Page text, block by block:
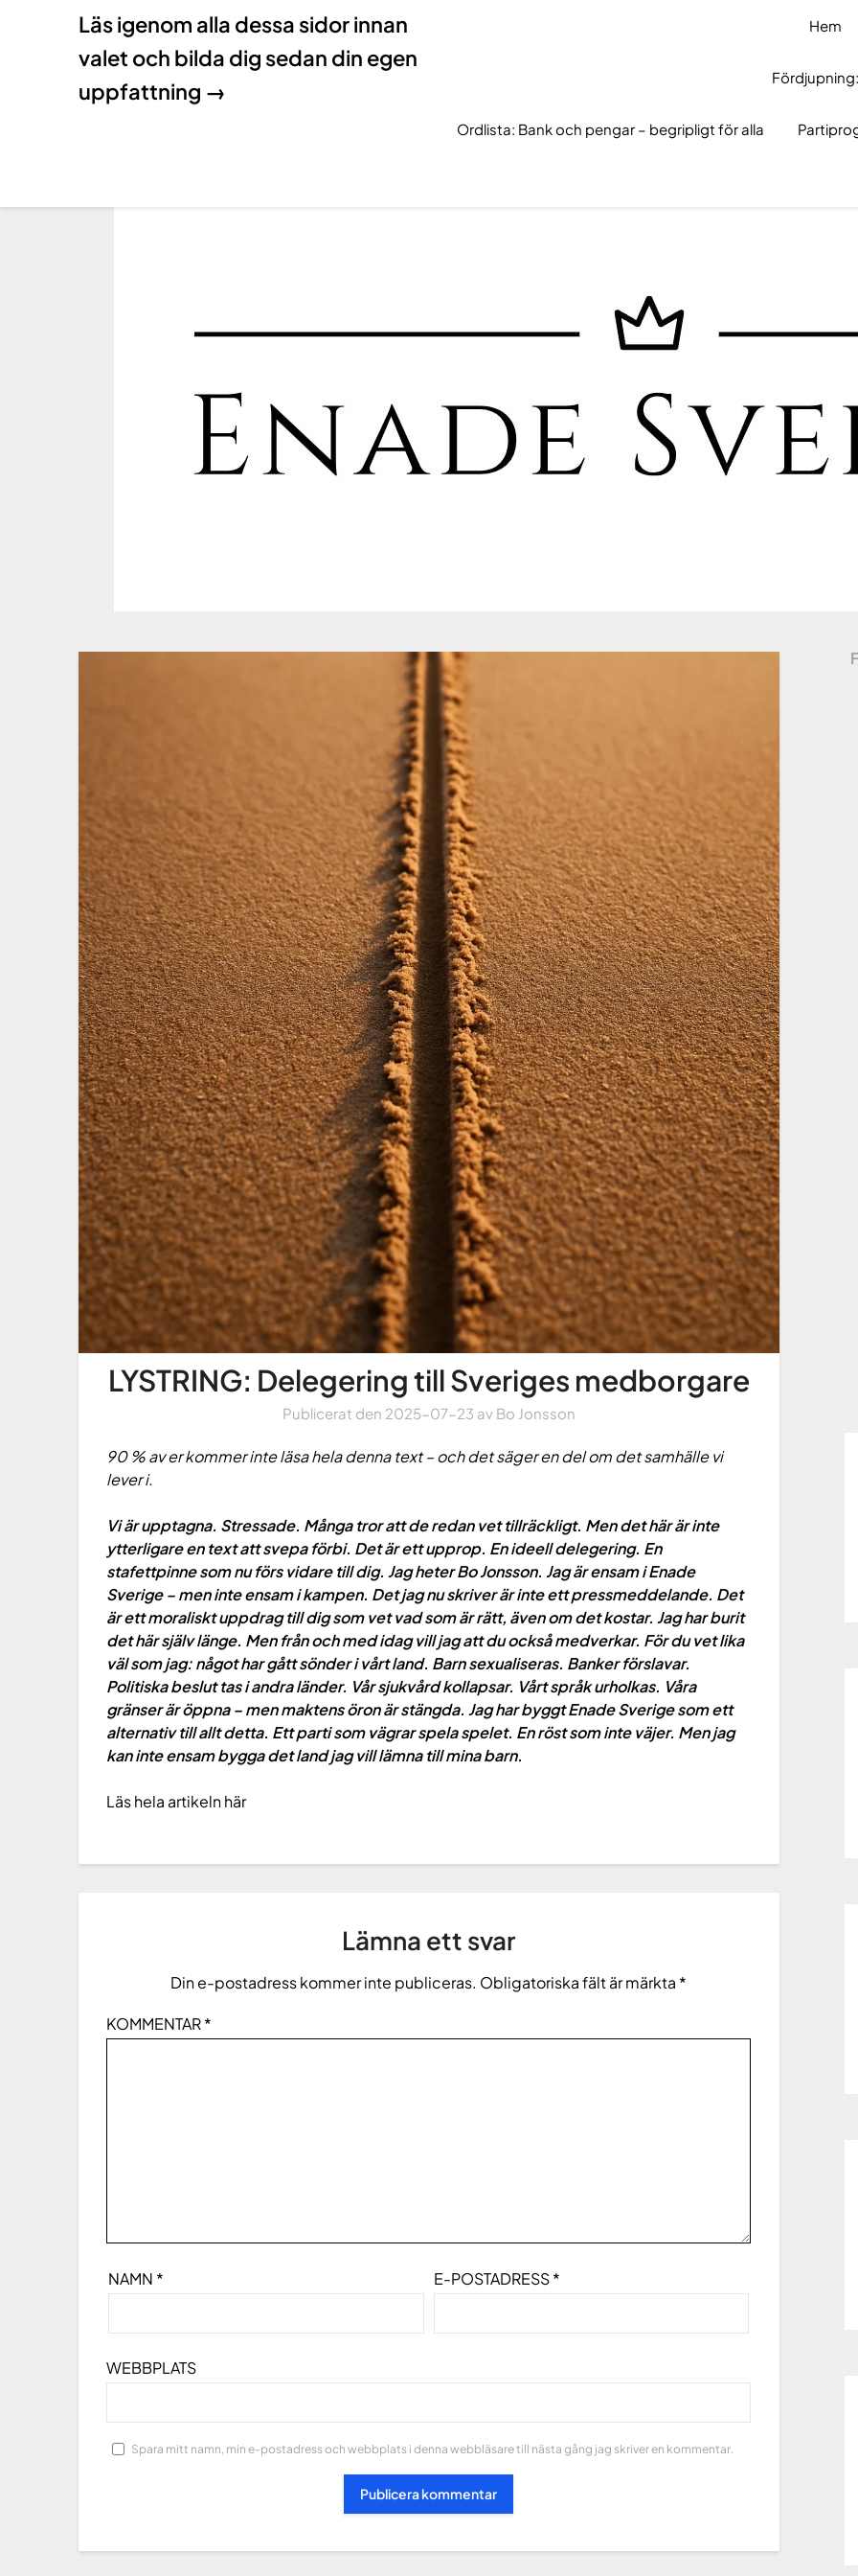
Läs igenom alla dessa sidor innan
valet och bilda dig sedan din egen
uppfattning →
Hem
Ordlista: Bank och pengar – begripligt för alla
LYSTRING: Delegering till Sveriges medborgare
Publicerat den 2025-07-23 av Bo Jonsson
90 % av er kommer inte läsa hela denna text – och det säger en del om det samhälle vi
lever i.
Vi är upptagna. Stressade. Många tror att de redan vet tillräckligt. Men det här är inte
ytterligare en text att svepa förbi. Det är ett upprop. En ideell delegering. En
stafettpinne som nu förs vidare till dig. Jag heter Bo Jonsson. Jag är ensam i Enade
Sverige – men inte ensam i kampen. Det jag nu skriver är inte ett pressmeddelande. Det
är ett moraliskt uppdrag till dig som vet vad som är rätt, även om det kostar. Jag har burit
det här själv länge. Men från och med idag vill jag att du också medverkar. För du vet lika
väl som jag: något har gått sönder i vårt land. Barn sexualiseras. Banker förslavar.
Politiska beslut tas i andra länder. Vår sjukvård kollapsar. Vårt språk urholkas. Våra
gränser är öppna – men maktens öron är stängda. Jag har byggt Enade Sverige som ett
alternativ till allt detta. Ett parti som vägrar spela spelet. En röst som inte väjer. Men jag
kan inte ensam bygga det land jag vill lämna till mina barn.
Läs hela artikeln här
Lämna ett svar
Din e-postadress kommer inte publiceras. Obligatoriska fält är märkta *
KOMMENTAR*
NAMN * E-POSTADRESS*
WEBBPLATS
Spara mitt namn, min e-postadress och webbplats i denna webbläsare till nästa gång jag skriver en kommentar.